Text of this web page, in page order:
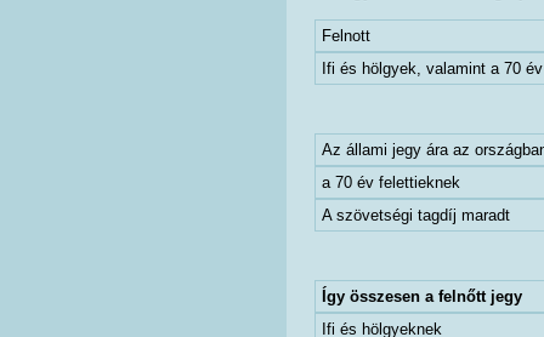
Felnott
Ifi és hölgyek, valamint a 70
Az állami jegy ára az
a 70 év felettieknek
A szövetségi tagdíj maradt
Így összesen a felnőtt jegy
Ifi és hölgyeknek